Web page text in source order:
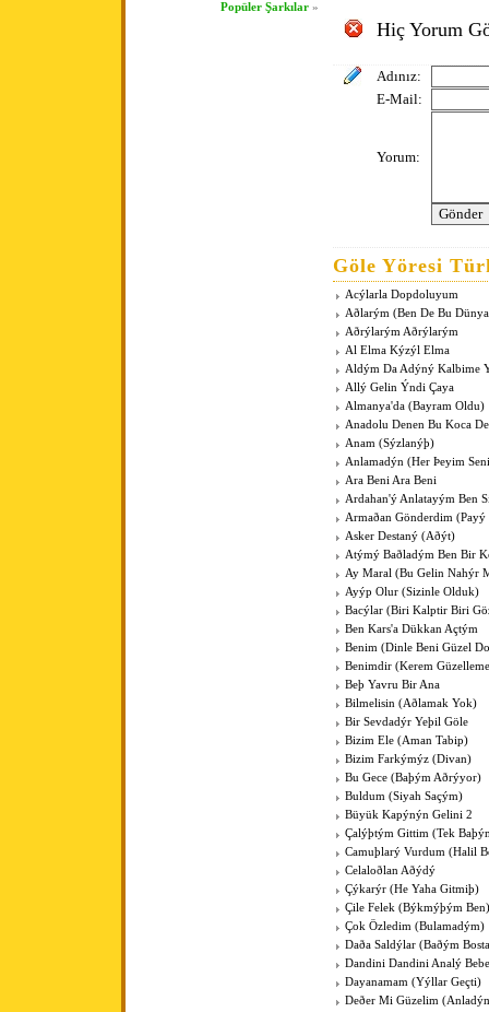
Popüler Şarkılar »
Hiç Yorum
Adınız:
E-Mail:
Yorum:
Göle Yöresi
Acýlarla Dopdoluyum
Aðlarým (Ben De Bu
Aðrýlarým Aðrýlarým
Al Elma Kýzýl Elma
Aldým Da Adýný Kalbime
Allý Gelin Ýndi Çaya
Almanya'da (Bayram Oldu)
Anadolu Denen Bu Koca
Anam (Sýzlanýþ)
Anlamadýn (Her Þeyim
Ara Beni Ara Beni
Ardahan'ý Anlatayým Ben
Armaðan Gönderdim (Payý
Asker Destaný (Aðýt)
Atýmý Baðladým Ben Bir
Ay Maral (Bu Gelin Nahýr
Ayýp Olur (Sizinle Olduk)
Bacýlar (Biri Kalptir Biri
Ben Kars'a Dükkan Açtým
Benim (Dinle Beni Güzel
Benimdir (Kerem
Beþ Yavru Bir Ana
Bilmelisin (Aðlamak Yok)
Bir Sevdadýr Yeþil Göle
Bizim Ele (Aman Tabip)
Bizim Farkýmýz (Divan)
Bu Gece (Baþým Aðrýyor)
Buldum (Siyah Saçým)
Büyük Kapýnýn Gelini 2
Çalýþtým Gittim (Tek
Camuþlarý Vurdum (Halil
Celaloðlan Aðýdý
Çýkarýr (He Yaha Gitmiþ)
Çile Felek (Býkmýþým Ben)
Çok Özledim (Bulamadým)
Daða Saldýlar (Baðým
Dandini Dandini Analý
Dayanamam (Yýllar Geçti)
Deðer Mi Güzelim